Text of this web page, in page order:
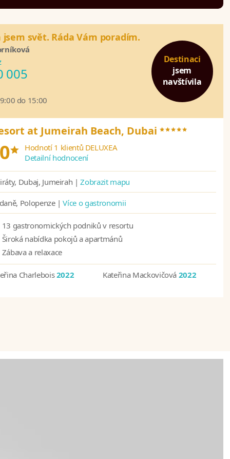
Destinaci
jsem
navštívila
svět. Ráda Vám poradím.
005
do 15:00
at Jumeirah Beach, Dubai*****
* Hodnotí 1 klientů DELUXEA
Detailní hodnocení
Dubaj, Jumeirah |Zobrazit mapu
Polopenze |Více o gastronomii
13 gastronomických podniků v resortu
Široká nabídka pokojů a apartmánů
Zábava a relaxace
Charlebois2022 Kateřina Mackovičová 2022